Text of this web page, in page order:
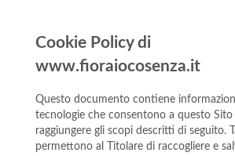
Cookie Policy di
www.fioraiocosenza.it
Questo documento contiene
tecnologie che consentono a questo
raggiungere gli scopi descritti di seguito.
permettono al Titolare di raccogliere e